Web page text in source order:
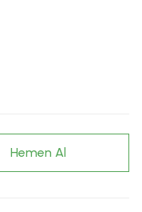
Hemen Al